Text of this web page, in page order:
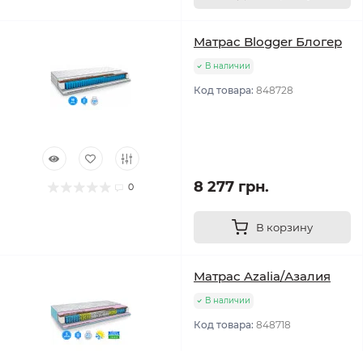
0
Матрас Blogger Блогер
В наличии
Код товара: 848728
8 277 грн.
В корзину
Матрас Azalia/Азалия
В наличии
Код товара: 848718